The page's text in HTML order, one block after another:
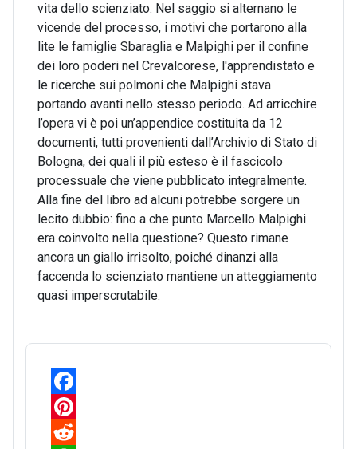
vita dello scienziato. Nel saggio si alternano le
vicende del processo, i motivi che portarono alla
lite le famiglie Sbaraglia e Malpighi per il confine
dei loro poderi nel Crevalcorese, l'apprendistato e
le ricerche sui polmoni che Malpighi stava
portando avanti nello stesso periodo. Ad arricchire
l’opera vi è poi un’appendice costituita da 12
documenti, tutti provenienti dall’Archivio di Stato di
Bologna, dei quali il più esteso è il fascicolo
processuale che viene pubblicato integralmente.
Alla fine del libro ad alcuni potrebbe sorgere un
lecito dubbio: fino a che punto Marcello Malpighi
era coinvolto nella questione? Questo rimane
ancora un giallo irrisolto, poiché dinanzi alla
faccenda lo scienziato mantiene un atteggiamento
quasi imperscrutabile.
F
a
P